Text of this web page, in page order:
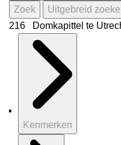
Zoek
Uitgebreid
216 Domkapittel te
Kenmerken